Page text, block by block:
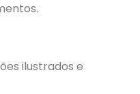
ilustrados e